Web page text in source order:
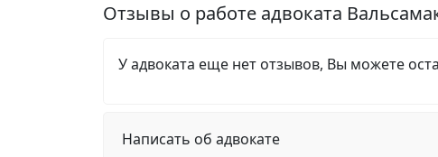
Отзывы о работе адвоката
У адвоката еще нет отзывов, Вы можете
Написать об адвокате